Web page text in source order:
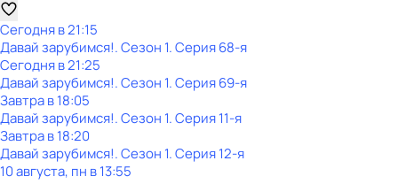
Сегодня в 21:15
Давай зарубимся!. Сезон 1. Серия 68-я
Сегодня в 21:25
Давай зарубимся!. Сезон 1. Серия 69-я
Завтра в 18:05
Давай зарубимся!. Сезон 1. Серия 11-я
Завтра в 18:20
Давай зарубимся!. Сезон 1. Серия 12-я
10 августа, пн в 13:55